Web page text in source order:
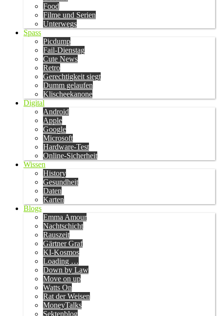
Food
Filme und Serien
Unterwegs
Spass
Picdump
Fail-Dienstag
Cute News
Retro
Gerechtigkeit siegt
Dumm gelaufen
Klischeekanone
Digital
Android
Apple
Google
Microsoft
Hardware-Test
Online-Sicherheit
Wissen
History
Gesundheit
Daten
Karten
Blogs
Emma Amour
Nachtschicht
Rauszeit
Gärtner Graf
KI-Kosmos
Loading …
Down by Law
Move on up
Watts On
Rat der Weisen
MoneyTalks
Sektenblog